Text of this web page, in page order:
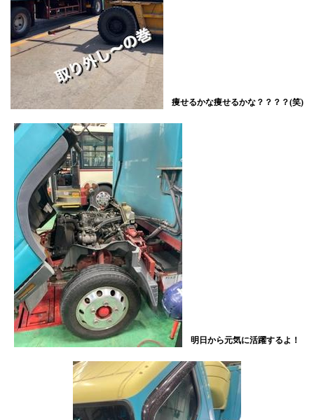
痩せるかな痩せるかな？？？？(笑)
明日から元気に活躍するよ！